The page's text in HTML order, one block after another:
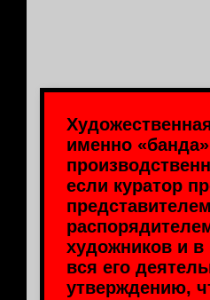
именно
если куратор
художников и в
вся его
утверждению,